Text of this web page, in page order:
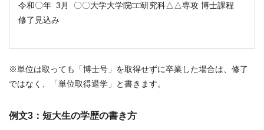
令和〇年 3月 〇〇大学大学院□□研究科△△専攻 博士課程
修了見込み
※単位は取っても「博士号」を取得せずに卒業した場合は、修了
ではなく、「単位取得退学」と書きます。
例文3 ： 短大生の学歴の書き方